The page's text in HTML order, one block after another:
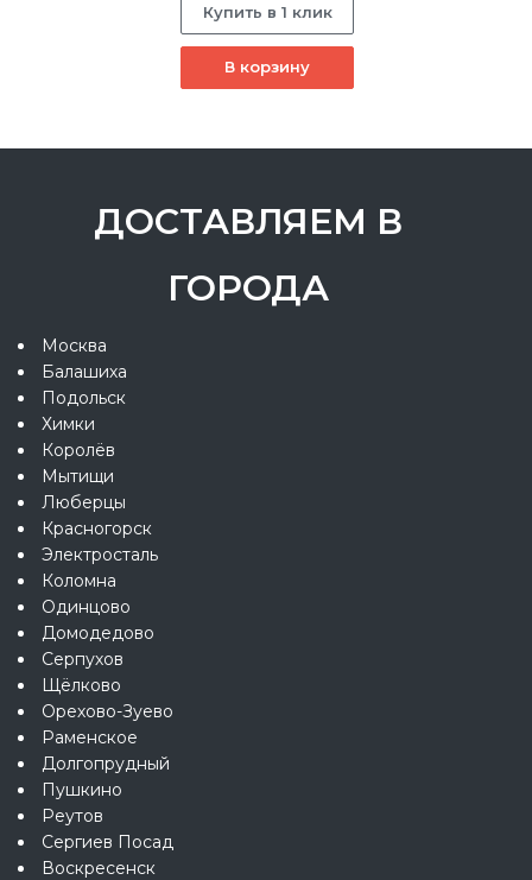
Купить в 1 клик
В корзину
ДОСТАВЛЯЕМ В
ГОРОДА
Москва
Балашиха
Подольск
Химки
Королёв
Мытищи
Люберцы
Красногорск
Электросталь
Коломна
Одинцово
Домодедово
Серпухов
Щёлково
Орехово-Зуево
Раменское
Долгопрудный
Пушкино
Реутов
Сергиев Посад
Воскресенск